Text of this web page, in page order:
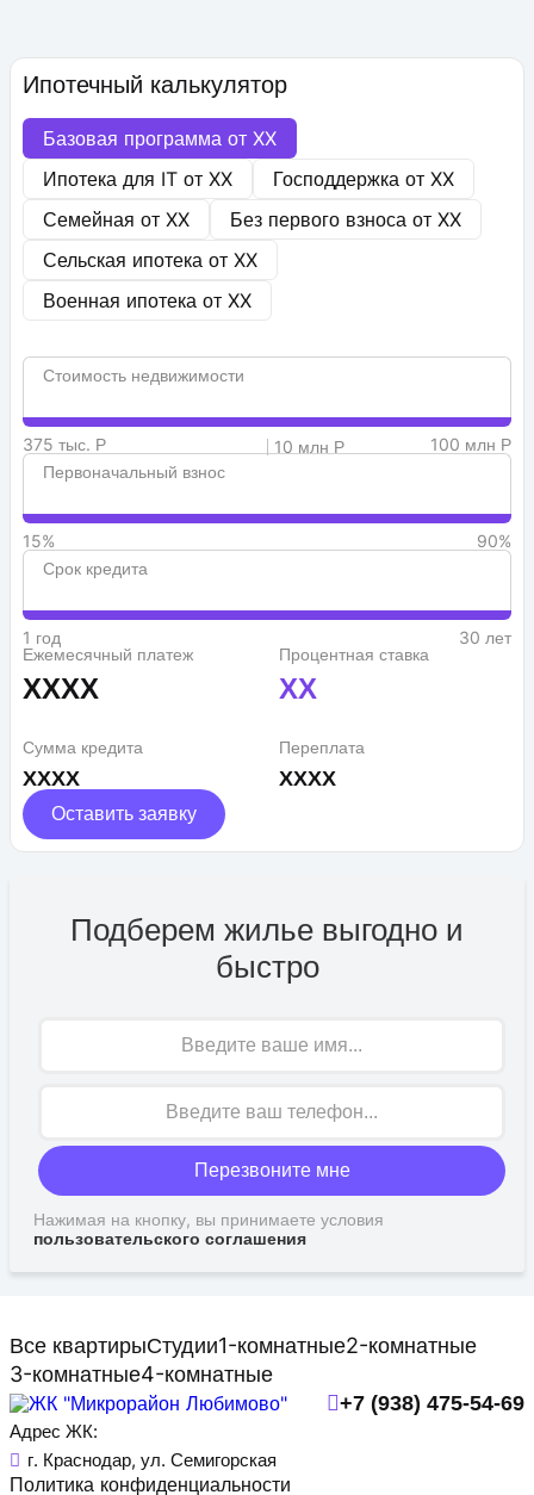
Ипотечный калькулятор
Базовая программа от XX
Ипотека для IT от XX Господдержка от XX
Семейная от XX Без первого взноса от XX
Сельская ипотека от XX
Военная ипотека от XX
Стоимость недвижимости
375 тыс. Р 10 млн Р
100 млн Р
Первоначальный взнос
15%
90%
Срок кредита
1 год
30 лет
Ежемесячный платеж
XXXX
Процентная ставка
XX
Сумма кредита
XXXX
Переплата
XXXX
Оставить заявку
Подберем жилье выгодно и
быстро
Перезвоните мне
Нажимая на кнопку, вы принимаете условия
пользовательского соглашения
Все квартирыСтудии1-комнатные2-комнатные
3-комнатные4-комнатные
Адрес ЖК:
г. Краснодар, ул. Семигорская
+7 (938) 475-54-69
Политика конфиденциальности